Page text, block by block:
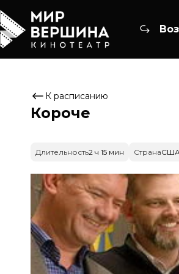
К расписанию
Короче
Длительность2 ч 15 мин Страна